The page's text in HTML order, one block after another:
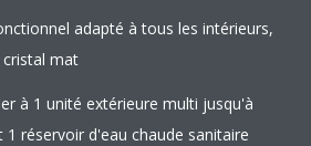
adapté à tous les intérieurs,
mat
à 1 unité extérieure multi jusqu'à
1 réservoir d'eau chaude sanitaire